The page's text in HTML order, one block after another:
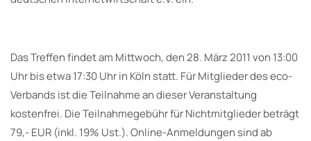
Das Treffen findet am Mittwoch, den 28. März 2011 von 13:00
Uhr bis etwa 17:30 Uhr in Köln statt. Für Mitglieder des eco-
Verbands ist die Teilnahme an dieser Veranstaltung
kostenfrei. Die Teilnahmegebühr für Nichtmitglieder beträgt
79,- EUR (inkl. 19% Ust.). Online-Anmeldungen sind ab